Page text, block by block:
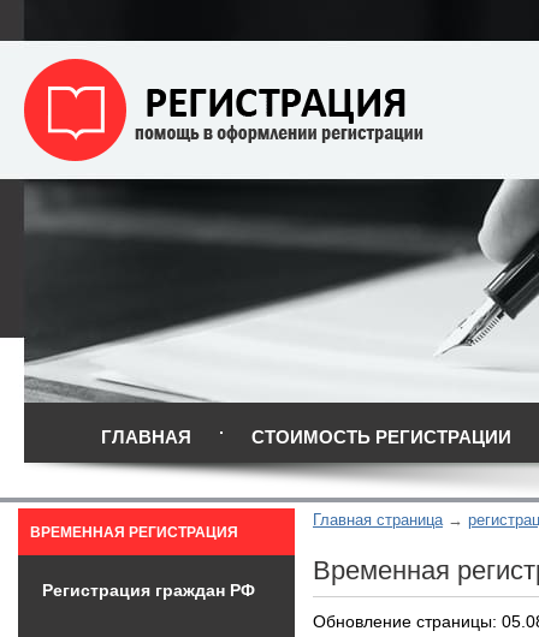
ГЛАВНАЯ СТОИМОСТЬ РЕГИСТРАЦИИ
Главная страница
Временная
Обновление страницы:
ВРЕМЕННАЯ РЕГИСТРАЦИЯ
Регистрация граждан РФ